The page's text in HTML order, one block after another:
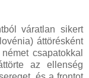
váratlan sikert
áttörésként
csapatokkal
az ellenség